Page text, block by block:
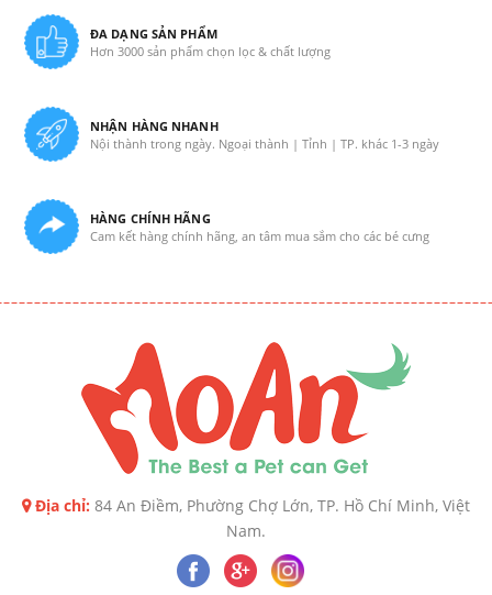
ĐA DẠNG SẢN PHẨM
Hơn 3000 sản phẩm chọn lọc & chất lượng
NHẬN HÀNG NHANH
Nội thành trong ngày. Ngoại thành | Tỉnh | TP. khác 1-3 ngày
HÀNG CHÍNH HÃNG
Cam kết hàng chính hãng, an tâm mua sắm cho các bé cưng
Địa chỉ: 84 An Điềm, Phường Chợ Lớn, TP. Hồ Chí Minh, Việt
Nam.